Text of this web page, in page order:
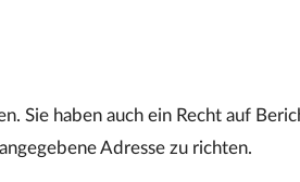
Sie haben auch ein Recht auf
Adresse zu richten.